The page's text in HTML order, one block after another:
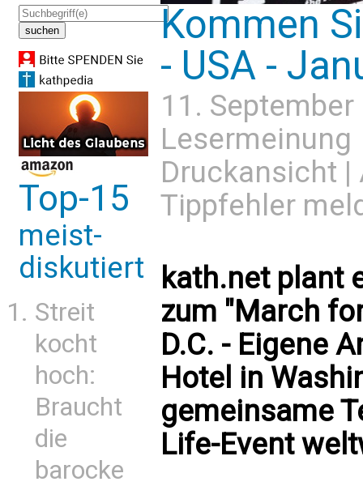
Top-15
meist-
diskutiert
Streit
kocht
hoch:
Braucht
die
barocke
Kommen
- USA -
11.
Lesermeinung
Druckansicht |
Tippfehler
kath.net plant
zum "March
D.C. - Eigene
Hotel in
gemeinsame
Life-Event